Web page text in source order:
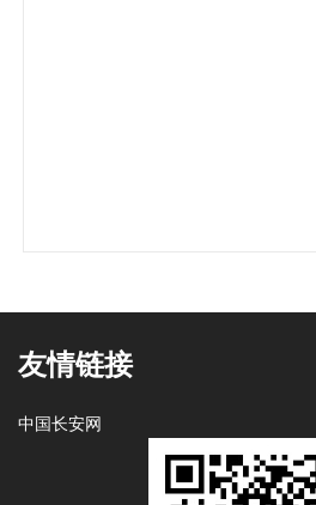
友情链接
中国长安网